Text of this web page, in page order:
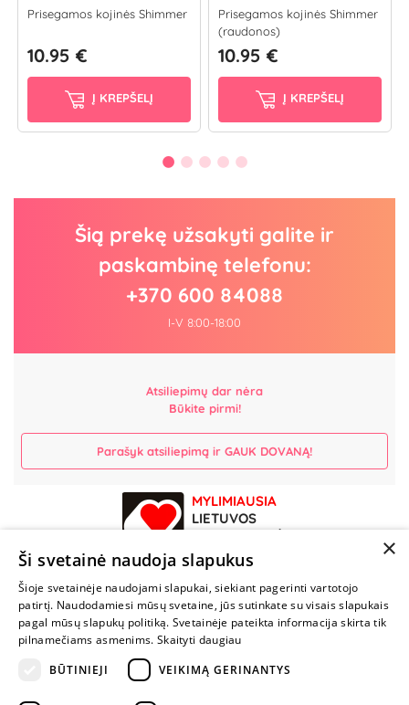
Prisegamos kojinės Shimmer
10.95 €
Į KREPŠELĮ
Prisegamos kojinės Shimmer
(raudonos)
10.95 €
Į KREPŠELĮ
Šią prekę užsakyti galite ir
paskambinę telefonu:
+370 600 84088
I-V 8:00-18:00
Atsiliepimų dar nėra
Būkite pirmi!
Parašyk atsiliepimą ir GAUK DOVANĄ!
MYLIMIAUSIA
LIETUVOS
PARDUOTUVĖ
NENUSTOK
ŽAISTI
+370 600 84088
×
Ši svetainė naudoja slapukus
Šioje svetainėje naudojami slapukai, siekiant pagerinti vartotojo
patirtį. Naudodamiesi mūsų svetaine, jūs sutinkate su visais slapukais
pagal mūsų slapukų politiką. Svetainėje pateikta informacija skirta tik
pilnamečiams asmenims. Skaityti daugiau
BŪTINIEJI
VEIKIMĄ GERINANTYS